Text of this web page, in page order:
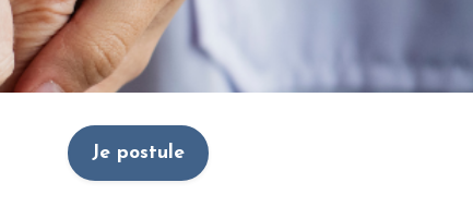
Je postule